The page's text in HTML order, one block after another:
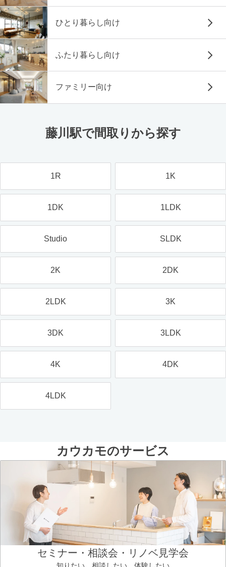
ひとり暮らし向け
ふたり暮らし向け
ファミリー向け
藤川駅で間取りから探す
1R 1K
1DK 1LDK
Studio SLDK
2K 2DK
2LDK 3K
3DK 3LDK
4K 4DK
4LDK
カウカモのサービス
セミナー・相談会・リノベ見学会